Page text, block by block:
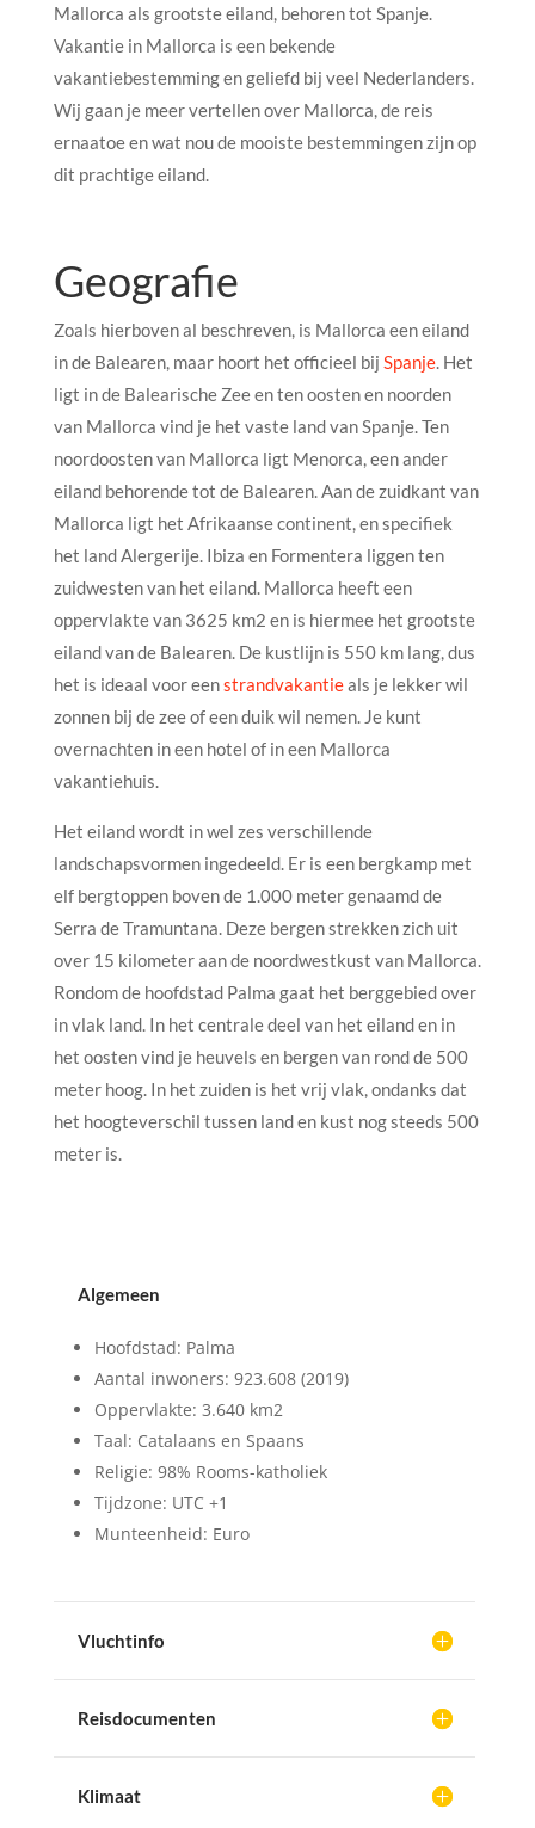
Mallorca als grootste eiland, behoren tot Spanje.
Vakantie in Mallorca is een bekende
vakantiebestemming en geliefd bij veel Nederlanders.
Wij gaan je meer vertellen over Mallorca, de reis
ernaatoe en wat nou de mooiste bestemmingen zijn op
dit prachtige eiland.
Geografie
Zoals hierboven al beschreven, is Mallorca een eiland
in de Balearen, maar hoort het officieel bij Spanje. Het
ligt in de Balearische Zee en ten oosten en noorden
van Mallorca vind je het vaste land van Spanje. Ten
noordoosten van Mallorca ligt Menorca, een ander
eiland behorende tot de Balearen. Aan de zuidkant van
Mallorca ligt het Afrikaanse continent, en specifiek
het land Alergerije. Ibiza en Formentera liggen ten
zuidwesten van het eiland. Mallorca heeft een
oppervlakte van 3625 km2 en is hiermee het grootste
eiland van de Balearen. De kustlijn is 550 km lang, dus
het is ideaal voor eenstrandvakantieals je lekker wil
zonnen bij de zee of een duik wil nemen. Je kunt
overnachten in een hotel of in een Mallorca
vakantiehuis.
Het eiland wordt in wel zes verschillende
landschapsvormen ingedeeld. Er is een bergkamp met
elf bergtoppen boven de 1.000 meter genaamd de
Serra de Tramuntana. Deze bergen strekken zich uit
over 15 kilometer aan de noordwestkust van Mallorca.
Rondom de hoofdstad Palma gaat het berggebied over
in vlak land. In het centrale deel van het eiland en in
het oosten vind je heuvels en bergen van rond de 500
meter hoog. In het zuiden is het vrij vlak, ondanks dat
het hoogteverschil tussen land en kust nog steeds 500
meter is.
Algemeen
Hoofdstad: Palma
Aantal inwoners: 923.608 (2019)
Oppervlakte: 3.640 km2
Taal: Catalaans en Spaans
Religie: 98% Rooms-katholiek
Tijdzone: UTC +1
Munteenheid: Euro
Vluchtinfo
Reisdocumenten
Klimaat